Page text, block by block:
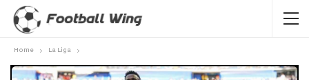
Home La Liga